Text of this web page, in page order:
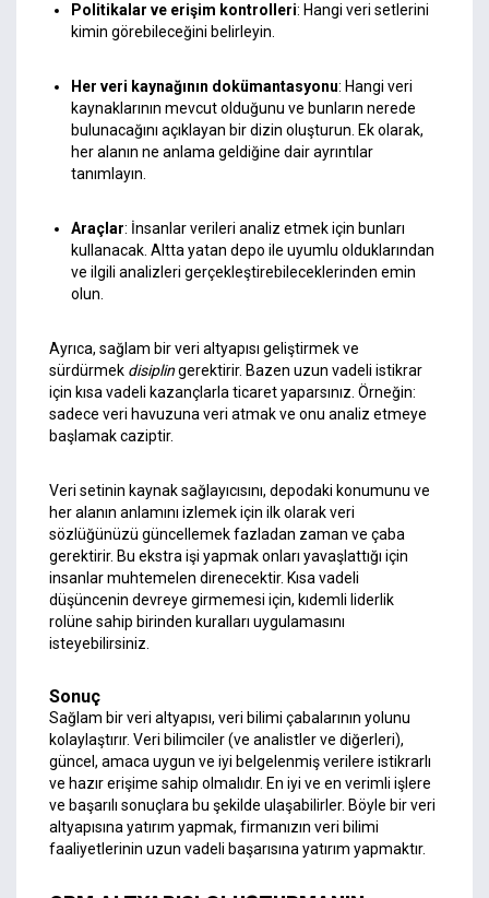
Politikalar ve erişim kontrolleri: Hangi veri setlerini
kimin görebileceğini belirleyin.
Her veri kaynağının dokümantasyonu: Hangi veri
kaynaklarının mevcut olduğunu ve bunların nerede
bulunacağını açıklayan bir dizin oluşturun. Ek olarak,
her alanın ne anlama geldiğine dair ayrıntılar
tanımlayın.
Araçlar: İnsanlar verileri analiz etmek için bunları
kullanacak. Altta yatan depo ile uyumlu olduklarından
ve ilgili analizleri gerçekleştirebileceklerinden emin
olun.
Ayrıca, sağlam bir veri altyapısı geliştirmek ve
sürdürmek disiplingerektirir. Bazen uzun vadeli istikrar
için kısa vadeli kazançlarla ticaret yaparsınız. Örneğin:
sadece veri havuzuna veri atmak ve onu analiz etmeye
başlamak caziptir.
Veri setinin kaynak sağlayıcısını, depodaki konumunu ve
her alanın anlamını izlemek için ilk olarak veri
sözlüğünüzü güncellemek fazladan zaman ve çaba
gerektirir. Bu ekstra işi yapmak onları yavaşlattığı için
insanlar muhtemelen direnecektir. Kısa vadeli
düşüncenin devreye girmemesi için, kıdemli liderlik
rolüne sahip birinden kuralları uygulamasını
isteyebilirsiniz.
Sonuç
Sağlam bir veri altyapısı, veri bilimi çabalarının yolunu
kolaylaştırır. Veri bilimciler (ve analistler ve diğerleri),
güncel, amaca uygun ve iyi belgelenmiş verilere istikrarlı
ve hazırerişime sahip olmalıdır. En iyi ve en verimli işlere
ve başarılı sonuçlara bu şekilde ulaşabilirler. Böyle bir veri
altyapısına yatırım yapmak, firmanızın veri bilimi
faaliyetlerinin uzun vadeli başarısına yatırım yapmaktır.